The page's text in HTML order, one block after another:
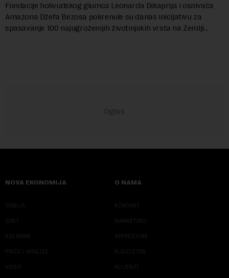
Fondacije holivudskog glumca Leonarda Dikaprija i osnivača
Amazona Džefa Bezosa pokrenule su danas inicijativu za
spasavanje 100 najugroženijih životinjskih vrsta na Zemlji
NOVA EKONOMIJA
SRBIJA
SVET
KOLUMNE
PRIČE I ANALIZE
VIDEO
O NAMA
KONTAKT
MARKETING
IMPRESSUM
NJUZLETER
KLIJENTI